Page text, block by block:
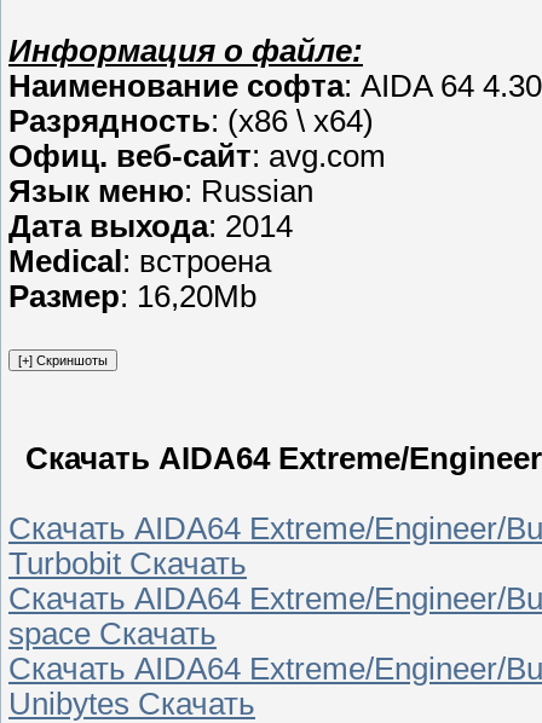
Информация о файле:
Наименование софта: AIDA 64
Разрядность: (x86 \ x64)
Офиц. веб-сайт: avg.com
Язык меню: Russian
Дата выхода: 2014
Medical : встроена
Размер: 16,20Mb
Скачать AIDA64 Extreme/
Скачать AIDA64 Extreme/Engineer/
Turbobit Скачать
Скачать AIDA64 Extreme/Engineer/
space Скачать
Скачать AIDA64 Extreme/Engineer/
Unibytes Скачать